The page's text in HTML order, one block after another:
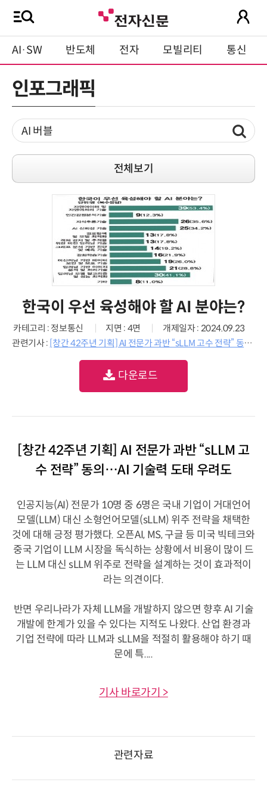
AI·SW 반도체 전자 모빌리티 통신
인포그래픽
전체보기
한국이 우선 육성해야 할 AI 분야는?
카테고리 : 정보통신 지면 : 4면
개제일자 : 2024.09.23
관련기사 : [창간 42주년 기획] AI 전문가 과반 “sLLM 고수 전략” 동의…AI 기술력 도태 우려도
다운로드
[창간 42주년 기획] AI 전문가 과반 “sLLM 고
수 전략” 동의…AI 기술력 도태 우려도
인공지능(AI) 전문가 10명 중 6명은 국내 기업이 거대언어
모델(LLM) 대신 소형언어모델(sLLM) 위주 전략을 채택한
것에 대해 긍정 평가했다. 오픈AI, MS, 구글 등 미국 빅테크와
중국 기업이 LLM 시장을 독식하는 상황에서 비용이 많이 드
는 LLM 대신 sLLM 위주로 전략을 설계하는 것이 효과적이
라는 의견이다.
반면 우리나라가 자체 LLM을 개발하지 않으면 향후 AI 기술
개발에 한계가 있을 수 있다는 지적도 나왔다. 산업 환경과
기업 전략에 따라 LLM과 sLLM을 적절히 활용해야 하기 때
문에 특....
기사 바로가기 >
관련자료